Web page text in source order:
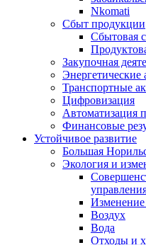
Nkomati
Сбыт продукции
Сбытовая
Закупочная
Энергетические
Транспортные
Цифровизация
Автоматизация
Финансовые
Устойчивое развитие
Большая
Экология и
Изменение
Воздух
Вода
Отходы и